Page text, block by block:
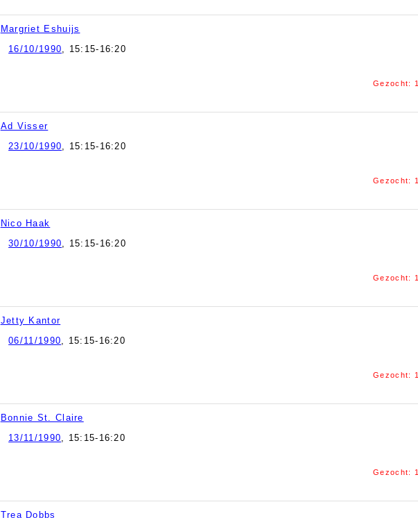
Margriet Eshuijs
16/10/1990, 15:15-16:20
Gezocht: 1
Ad Visser
23/10/1990, 15:15-16:20
Gezocht: 1
Nico Haak
30/10/1990, 15:15-16:20
Gezocht: 1
Jetty Kantor
06/11/1990, 15:15-16:20
Gezocht: 1
Bonnie St. Claire
13/11/1990, 15:15-16:20
Gezocht: 1
Trea Dobbs